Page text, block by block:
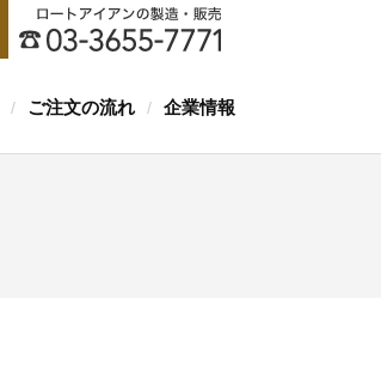
/ ご注文の流れ / 企業情報